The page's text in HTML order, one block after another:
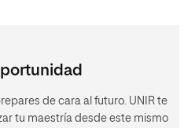
de cara al futuro. UNIR te
tu maestría desde este mismo